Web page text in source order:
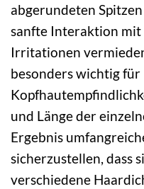
abgerundeten
sanfte Interaktion
Irritationen
besonders wichtig für
und Länge der
Ergebnis
sicherzustellen, dass
verschiedene